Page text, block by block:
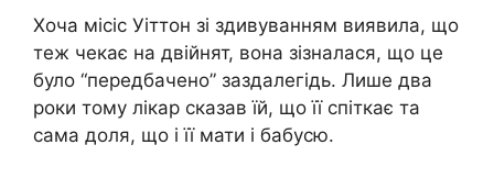
Хоча місіс Уіттон зі здивуванням виявила, що
теж чекає на двійнят, вона зізналася, що це
було “передбачено” заздалегідь. Лише два
роки тому лікар сказав їй, що її спіткає та
сама доля, що і її мати і бабусю.